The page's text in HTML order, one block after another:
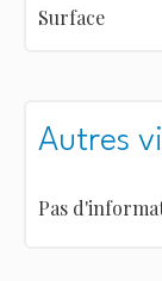
Surface
Autres
Pas